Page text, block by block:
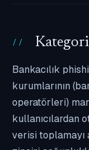
Kategori
Bankacılık
kurumlarının
operatörleri)
kullanıcılardan
verisi toplamayı